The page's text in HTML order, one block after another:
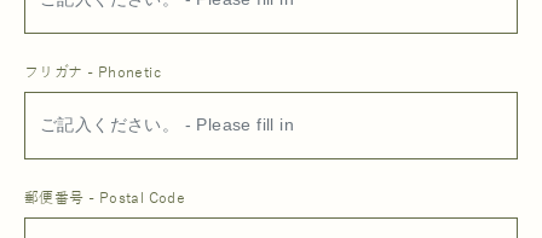
フリガナ - Phonetic
郵便番号 - Postal Code